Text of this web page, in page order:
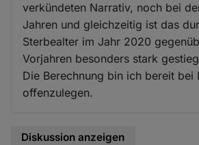
verkündeten Narrativ, noch bei
Jahren und gleichzeitig ist das
Sterbealter im Jahr 2020
Vorjahren besonders stark
Die Berechnung bin ich bereit bei
offenzulegen.
Diskussion anzeigen